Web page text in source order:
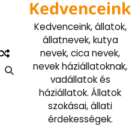
Kedvenceink
Kedvenceink, állatok,
állatnevek, kutya
nevek, cica nevek,
nevek háziállatoknak,
vadállatok és
háziállatok. Állatok
szokásai, állati
érdekességek.